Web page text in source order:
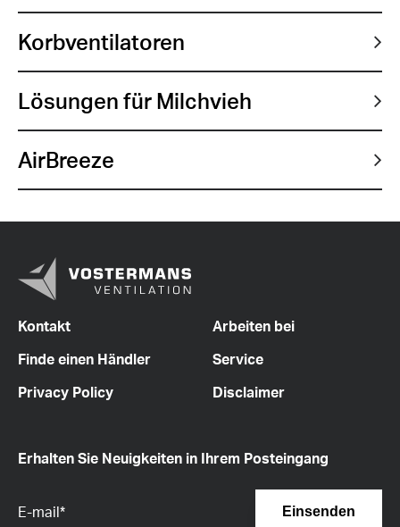
Korbventilatoren
Lösungen für Milchvieh
AirBreeze
Kontakt
Arbeiten bei
Finde einen Händler
Service
Privacy Policy
Disclaimer
Erhalten Sie Neuigkeiten in Ihrem Posteingang